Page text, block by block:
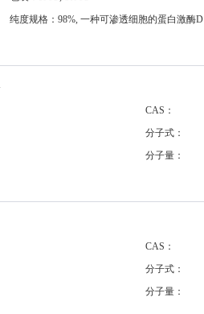
纯度规格：98%, 一种可渗透细胞的蛋白激酶D
CAS：
分子式：
分子量：
CAS：
分子式：
分子量：